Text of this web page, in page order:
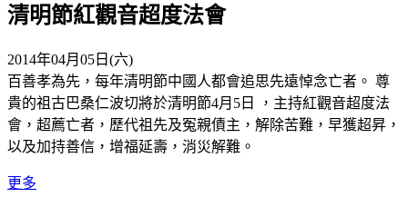
清明節紅觀音超度法會
2014年04月05日(六)
百善孝為先，每年清明節中國人都會追思先遠悼念亡者。 尊
貴的祖古巴桑仁波切將於清明節4月5日 ，主持紅觀音超度法
會，超薦亡者，歷代祖先及冤親債主，解除苦難，早獲超昇，
以及加持善信，增福延壽，消災解難。
更多